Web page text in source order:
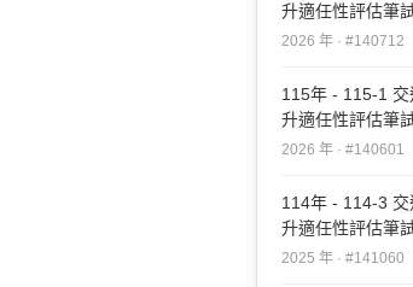
升適任性評估筆
實務#140712
2026 年 · #140712
115年 - 115-1
升適任性評估筆
實務#140601
2026 年 · #140601
114年 - 114-3
升適任性評估筆
實務#141060
2025 年 · #141060